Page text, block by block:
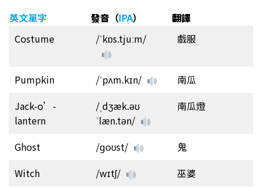
英文單字 發音 （IPA）
翻譯
Costume
/ˈkɒs.tjuːm/ 戲服
Pumpkin /ˈpʌm.kɪn/
南瓜
Jack-o’-
lantern
/ˌdʒæk.əʊ
ˈlæn.tən/
南瓜燈
Ghost /ɡoʊst/
鬼
Witch
/wɪtʃ/
巫婆